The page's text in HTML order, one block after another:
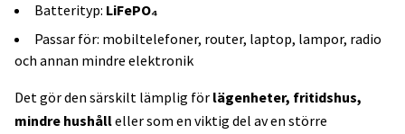
Batterityp: LiFePO₄
Passar för: mobiltelefoner, router, laptop, lampor, radio
och annan mindre elektronik
Det gör den särskilt lämplig för lägenheter, fritidshus,
mindre hushålleller som en viktig del av en större